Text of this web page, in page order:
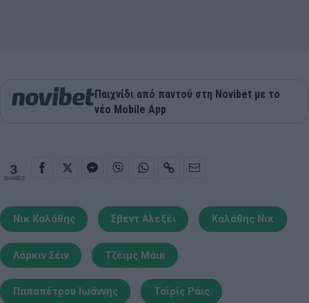
Παιχνίδι από παντού στη Novibet με το
νέο Mobile App
3
SHARES
Νικ Καλάθης Σβεντ Αλεξέι Καλάθης Νικ
Λάρκιν Σέιν Τζέιμς Μάικ
Παπαπέτρου Ιωάννης Ταϊρίς Ράις